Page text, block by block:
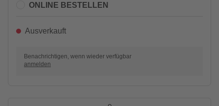
ONLINE BESTELLEN
Ausverkauft
Benachrichtigen, wenn wieder verfügbar
anmelden